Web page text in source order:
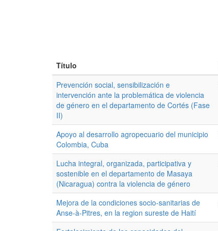
Título
Prevención social, sensibilización e
intervención ante la problemática de violencia
de género en el departamento de Cortés (Fase
II)
Apoyo al desarrollo agropecuario del municipio
Colombia, Cuba
Lucha integral, organizada, participativa y
sostenible en el departamento de Masaya
(Nicaragua) contra la violencia de género
Mejora de la condiciones socio-sanitarias de
Anse-à-Pitres, en la region sureste de Haití